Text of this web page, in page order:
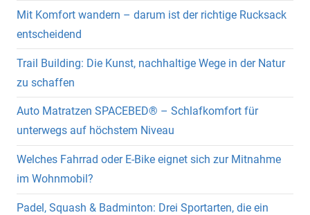
Mit Komfort wandern – darum ist der richtige Rucksack
entscheidend
Trail Building: Die Kunst, nachhaltige Wege in der Natur
zu schaffen
Auto Matratzen SPACEBED® – Schlafkomfort für
unterwegs auf höchstem Niveau
Welches Fahrrad oder E-Bike eignet sich zur Mitnahme
im Wohnmobil?
Padel, Squash & Badminton: Drei Sportarten, die ein